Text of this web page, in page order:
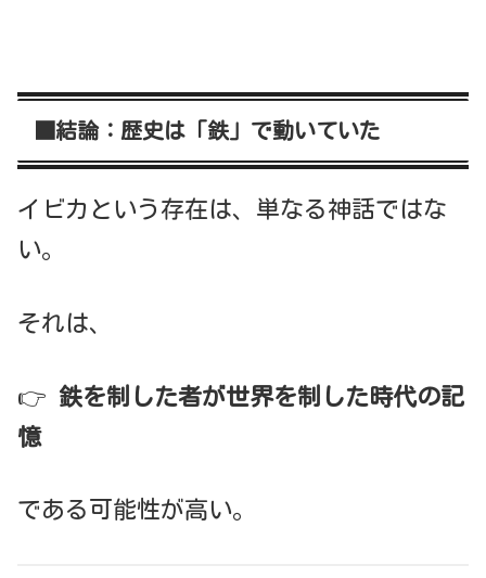
■結論：歴史は「鉄」で動いていた
イビカという存在は、単なる神話ではな
い。
それは、
👉 鉄を制した者が世界を制した時代の記
憶
である可能性が高い。